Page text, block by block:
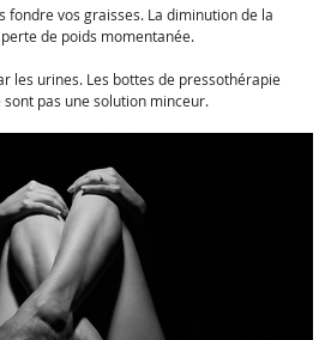
fondre vos graisses. La diminution de la
de poids momentanée.
les urines. Les bottes de pressothérapie
pas une solution minceur.